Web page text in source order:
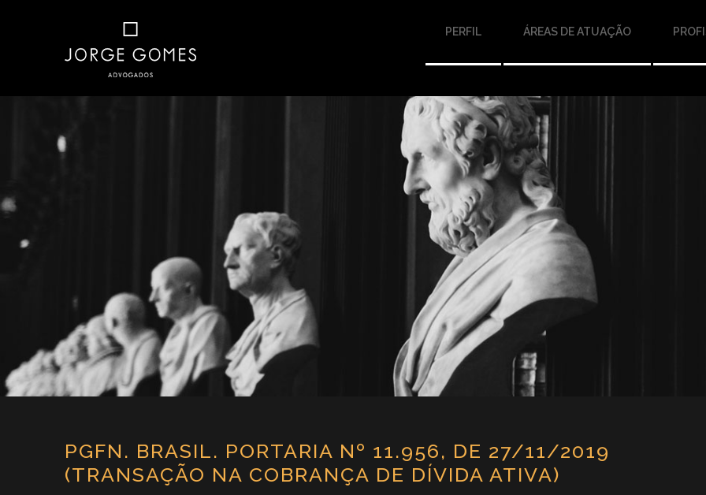
PERFIL ÁREAS DE ATUAÇÃO
PGFN. BRASIL. PORTARIA Nº 11.956, DE 27/11/2019
(TRANSAÇÃO NA COBRANÇA DE DÍVIDA ATIVA)